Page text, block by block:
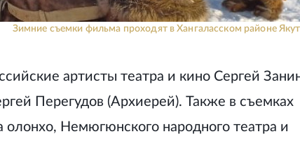
Зимние съемки фильма проходят в Хангаласском районе
артисты театра и кино Сергей
Перегудов (Архиерей). Также в съемках
олонхо, Немюгюнского народного театра и